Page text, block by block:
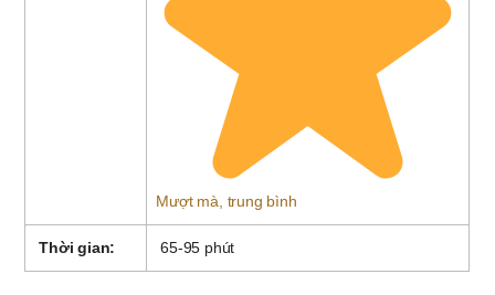
Mượt mà, trung bình
Thời gian: 65-95 phút